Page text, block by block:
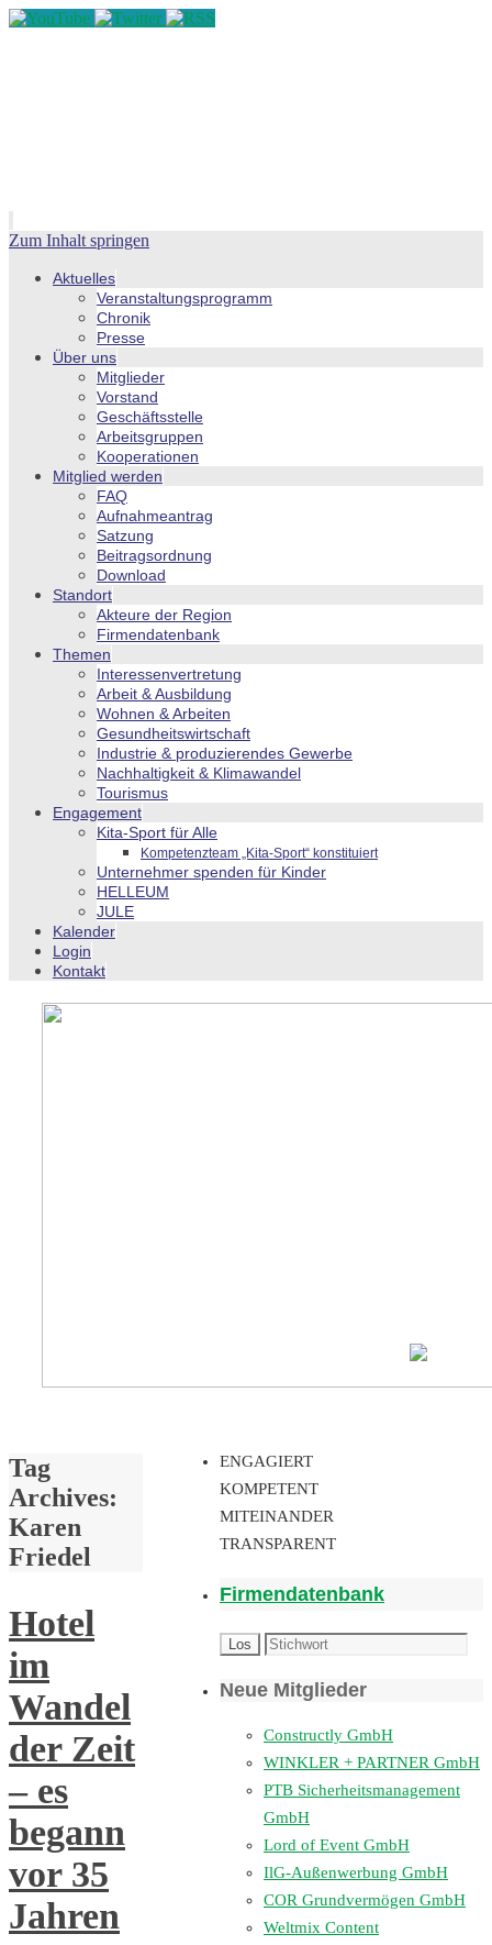
Zum Inhalt springen
Aktuelles
Veranstaltungsprogramm
Chronik
Presse
Über uns
Mitglieder
Vorstand
Geschäftsstelle
Arbeitsgruppen
Kooperationen
Mitglied werden
FAQ
Aufnahmeantrag
Satzung
Beitragsordnung
Download
Standort
Akteure der Region
Firmendatenbank
Themen
Interessenvertretung
Arbeit & Ausbildung
Wohnen & Arbeiten
Gesundheitswirtschaft
Industrie & produzierendes Gewerbe
Nachhaltigkeit & Klimawandel
Tourismus
Engagement
Kita-Sport für Alle
Kompetenzteam „Kita-Sport“ konstituiert
Unternehmer spenden für Kinder
HELLEUM
JULE
Kalender
Login
Kontakt
Tag
Archives:
Karen
Friedel
Hotel
im
Wandel
der Zeit
– es
begann
vor 35
Jahren
ENGAGIERT
KOMPETENT
MITEINANDER
TRANSPARENT
Firmendatenbank
Neue Mitglieder
Constructly GmbH
WINKLER + PARTNER GmbH
PTB Sicherheitsmanagement
GmbH
Lord of Event GmbH
IlG-Außenwerbung GmbH
COR Grundvermögen GmbH
Weltmix Content